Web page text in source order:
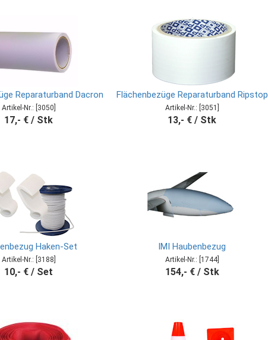
Reparaturband Dacron
Artikel-Nr.: [3050]
17,- € / Stk
Flächenbezüge Reparaturband Ripstop
Artikel-Nr.: [3051]
13,- € / Stk
Haken-Set
Artikel-Nr.: [3188]
10,- € / Set
IMI Haubenbezug
Artikel-Nr.: [1744]
154,- € / Stk